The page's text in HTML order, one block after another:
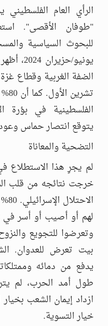
الرأي العام
"طوفان الأقصى".
يونيو/
الضفة الغربية وقطاع
الفلسطينية في بؤرة
يتوقع انتصار حماس
التضحية والمعاناة
لم يجرِ هذا الاستطلاع
خرجت نتائجه من قلب
لهم أو أصيب أو أسر في
وتعرضوا للتجويع
بيت تعرض للعدوان.
يدفع من دمائه
طول أمد الحرب، لم
ازداد إيمان الشعب
خيار التسوية.